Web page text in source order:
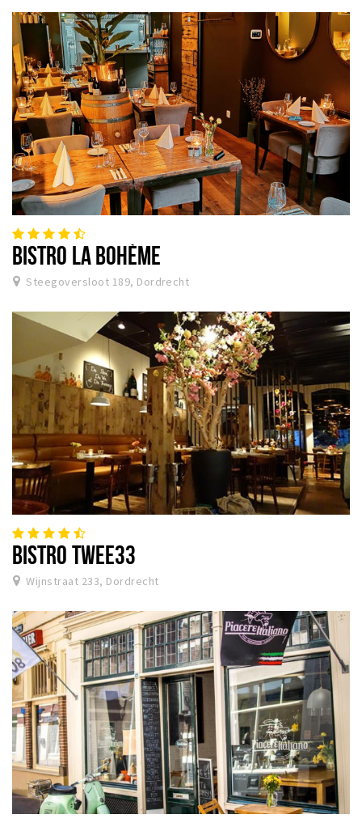
BISTRO LA BOHÈME
Steegoversloot 189, Dordrecht
BISTRO TWEE33
Wijnstraat 233, Dordrecht